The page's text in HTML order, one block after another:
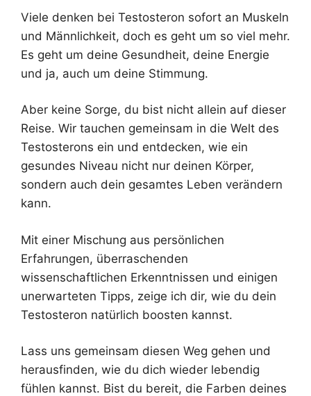
Viele denken bei Testosteron sofort an Muskeln
und Männlichkeit, doch es geht um so viel mehr.
Es geht um deine Gesundheit, deine Energie
und ja, auch um deine Stimmung.
Aber keine Sorge, du bist nicht allein auf dieser
Reise. Wir tauchen gemeinsam in die Welt des
Testosterons ein und entdecken, wie ein
gesundes Niveau nicht nur deinen Körper,
sondern auch dein gesamtes Leben verändern
kann.
Mit einer Mischung aus persönlichen
Erfahrungen, überraschenden
wissenschaftlichen Erkenntnissen und einigen
unerwarteten Tipps, zeige ich dir, wie du dein
Testosteron natürlich boosten kannst.
Lass uns gemeinsam diesen Weg gehen und
herausfinden, wie du dich wieder lebendig
fühlen kannst. Bist du bereit, die Farben deines